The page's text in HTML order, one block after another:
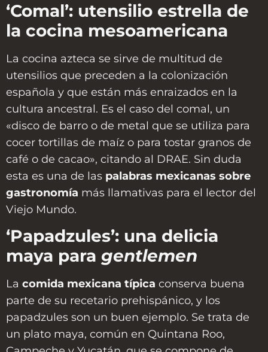
‘Comal’: utensilio estrella de
la cocina mesoamericana
La cocina azteca se sirve de multitud de
utensilios que preceden a la colonización
española y que están más enraizados en la
cultura ancestral. Es el caso del comal, un
«disco de barro o de metal que se utiliza para
cocer tortillas de maíz o para tostar granos de
café o de cacao», citando al DRAE. Sin duda
esta es una de las palabras mexicanas sobre
gastronomía más llamativas para el lector del
Viejo Mundo.
‘Papadzules’: una delicia
maya para gentlemen
La comida mexicana típica conserva buena
parte de su recetario prehispánico, y los
papadzules son un buen ejemplo. Se trata de
un plato maya, común en Quintana Roo,